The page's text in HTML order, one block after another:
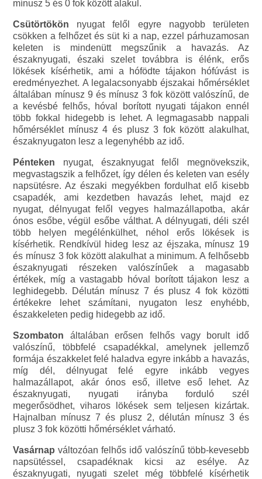
mínusz 5 és 0 fok között alakul.
Csütörtökön nyugat felől egyre nagyobb területen
csökken a felhőzet és süt ki a nap, ezzel párhuzamosan
keleten is mindenütt megszűnik a havazás. Az
északnyugati, északi szelet továbbra is élénk, erős
lökések kísérhetik, ami a hófödte tájakon hófúvást is
eredményezhet. A legalacsonyabb éjszakai hőmérséklet
általában mínusz 9 és mínusz 3 fok között valószínű, de
a kevésbé felhős, hóval borított nyugati tájakon ennél
több fokkal hidegebb is lehet. A legmagasabb nappali
hőmérséklet mínusz 4 és plusz 3 fok között alakulhat,
északnyugaton lesz a legenyhébb az idő.
Pénteken nyugat, északnyugat felől megnövekszik,
megvastagszik a felhőzet, így délen és keleten van esély
napsütésre. Az északi megyékben fordulhat elő kisebb
csapadék, ami kezdetben havazás lehet, majd ez
nyugat, délnyugat felől vegyes halmazállapotba, akár
ónos esőbe, végül esőbe válthat. A délnyugati, déli szél
több helyen megélénkülhet, néhol erős lökések is
kísérhetik. Rendkívül hideg lesz az éjszaka, mínusz 19
és mínusz 3 fok között alakulhat a minimum. A felhősebb
északnyugati részeken valószínűek a magasabb
értékek, míg a vastagabb hóval borított tájakon lesz a
leghidegebb. Délután mínusz 7 és plusz 4 fok közötti
értékekre lehet számítani, nyugaton lesz enyhébb,
északkeleten pedig hidegebb az idő.
Szombaton általában erősen felhős vagy borult idő
valószínű, többfelé csapadékkal, amelynek jellemző
formája északkelet felé haladva egyre inkább a havazás,
míg dél, délnyugat felé egyre inkább vegyes
halmazállapot, akár ónos eső, illetve eső lehet. Az
északnyugati, nyugati irányba forduló szél
megerősödhet, viharos lökések sem teljesen kizártak.
Hajnalban mínusz 7 és plusz 2, délután mínusz 3 és
plusz 3 fok közötti hőmérséklet várható.
Vasárnap változóan felhős idő valószínű több-kevesebb
napsütéssel, csapadéknak kicsi az esélye. Az
északnyugati, nyugati szelet még többfelé kísérhetik